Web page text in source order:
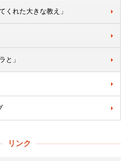
くれた大きな教え」
と」
リンク